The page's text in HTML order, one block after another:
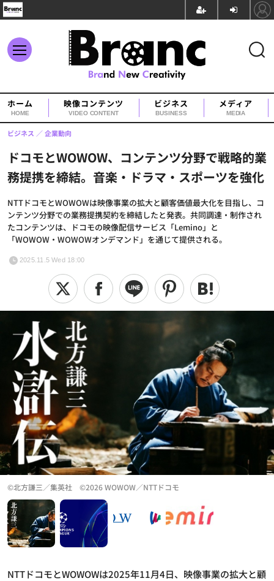
ホーム
HOME
映像コンテンツ
VIDEO CONTENT
ビジネス
BUSINESS
メディア
MEDIA
ドコモとWOWOW、コンテンツ分野で戦略的業
務提携を締結。音楽・ドラマ・スポーツを強化
NTTドコモとWOWOWは映像事業の拡大と顧客価値最大化を目指し、コ
ンテンツ分野での業務提携契約を締結したと発表。共同調達・制作され
たコンテンツは、ドコモの映像配信サービス「Lemino」と
「WOWOW・WOWOWオンデマンド」を通じて提供される。
ビジネス 企業動向
2025.11.5 Wed 18:00
©︎北方謙三／集英社 ©︎2026 WOWOW／NTTドコモ
NTTドコモとWOWOWは2025年11月4日、映像事業の拡大と顧